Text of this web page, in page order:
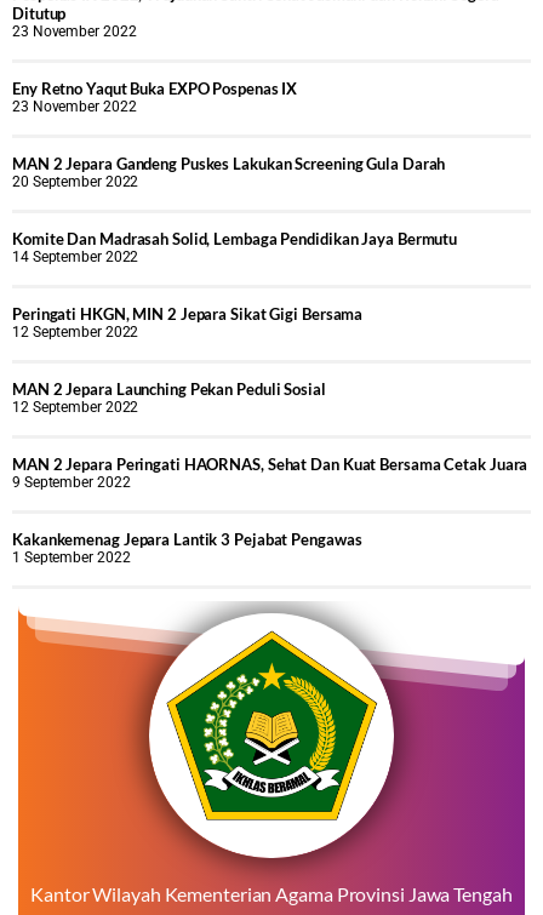
Ditutup
23 November 2022
Eny Retno Yaqut Buka EXPO Pospenas IX
23 November 2022
MAN 2 Jepara Gandeng Puskes Lakukan Screening Gula Darah
20 September 2022
Komite Dan Madrasah Solid, Lembaga Pendidikan Jaya Bermutu
14 September 2022
Peringati HKGN, MIN 2 Jepara Sikat Gigi Bersama
12 September 2022
MAN 2 Jepara Launching Pekan Peduli Sosial
12 September 2022
MAN 2 Jepara Peringati HAORNAS, Sehat Dan Kuat Bersama Cetak Juara
9 September 2022
Kakankemenag Jepara Lantik 3 Pejabat Pengawas
1 September 2022
Kantor Wilayah Kementerian Agama Provinsi Jawa Tengah